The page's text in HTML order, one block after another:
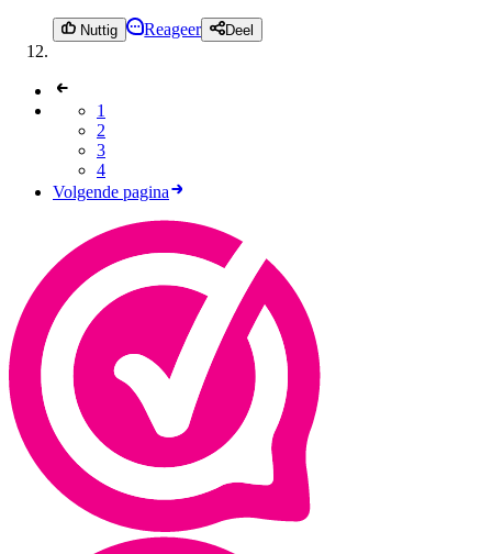
Nuttig Reageer Deel
1
2
3
4
Volgende pagina